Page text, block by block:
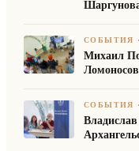
СОБЫТИЯ
Михаил
СОБЫТИЯ